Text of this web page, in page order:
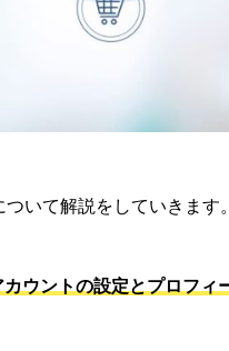
いて解説をしていきます。
ウントの設定とプロフィ